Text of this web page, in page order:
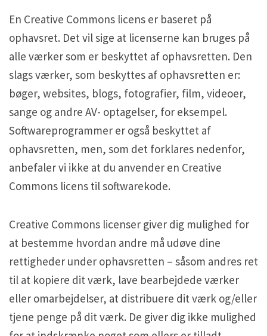
En Creative Commons licens er baseret på
ophavsret. Det vil sige at licenserne kan bruges på
alle værker som er beskyttet af ophavsretten. Den
slags værker, som beskyttes af ophavsretten er:
bøger, websites, blogs, fotografier, film, videoer,
sange og andre AV- optagelser, for eksempel.
Softwareprogrammer er også beskyttet af
ophavsretten, men, som det forklares nedenfor,
anbefaler vi ikke at du anvender en Creative
Commons licens til softwarekode.
Creative Commons licenser giver dig mulighed for
at bestemme hvordan andre må udøve dine
rettigheder under ophavsretten – såsom andres ret
til at kopiere dit værk, lave bearbejdede værker
eller omarbejdelser, at distribuere dit værk og/eller
tjene penge på dit værk. De giver dig ikke mulighed